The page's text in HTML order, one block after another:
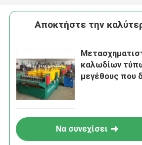
Αποκτήστε την
καλωδίων
μεγέθους που
Να συνεχίσει